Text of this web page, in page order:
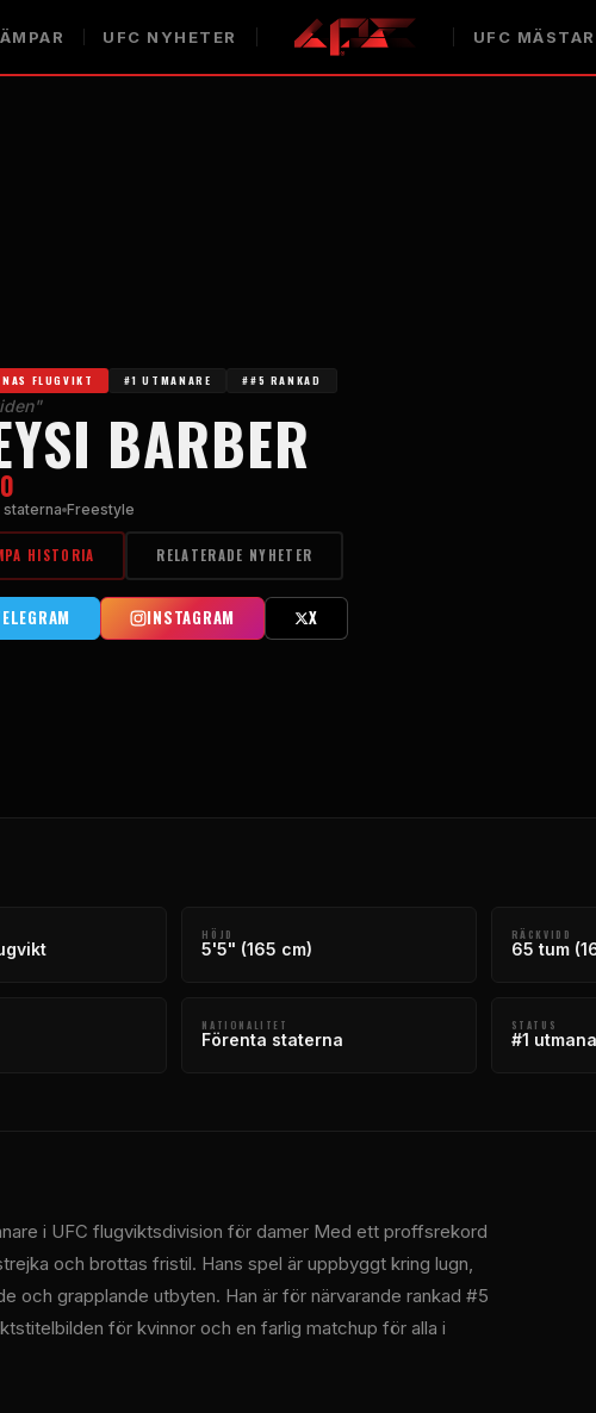
UFC NYHETER UFC
FLUGVIKT #1 UTMANARE ##5 RANKAD
BARBER
staterna Freestyle
HISTORIA RELATERADE NYHETER
INSTAGRAM X
HÖJD
5'5" (165 cm)
RÄCKVIDD
65 tum
NATIONALITET
Förenta staterna
STATUS
#1
i UFC flugviktsdivision för damer Med ett proffsrekord
och brottas fristil. Hans spel är uppbyggt kring lugn,
och grapplande utbyten. Han är för närvarande rankad #5
för kvinnor och en farlig matchup för alla i